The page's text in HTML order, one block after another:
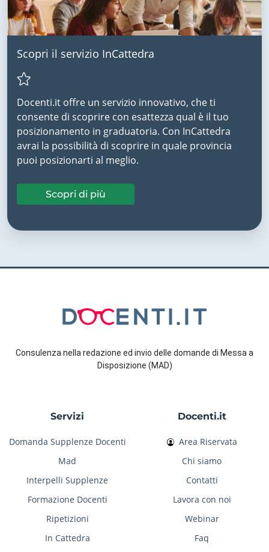
Scopri il servizio InCattedra
Docenti.it offre un servizio innovativo, che ti
consente di scoprire con esattezza qual è il tuo
posizionamento in graduatoria. Con InCattedra
avrai la possibilità di scoprire in quale provincia
puoi posizionarti al meglio.
Scopri di più
Consulenza nella redazione ed invio delle domande di Messa a
Disposizione (MAD)
Servizi
Domanda Supplenze Docenti
Mad
Interpelli Supplenze
Formazione Docenti
Ripetizioni
In Cattedra
Docenti.it
Area Riservata
Chi siamo
Contatti
Lavora con noi
Webinar
Faq